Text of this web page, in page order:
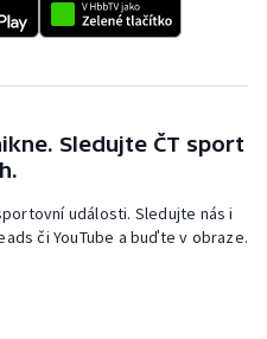
Sledujte ČT sport
události. Sledujte nás i
či YouTube a buďte v obraze.